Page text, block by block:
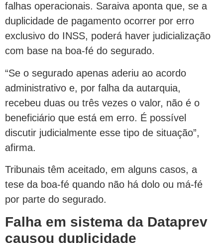
falhas operacionais. Saraiva aponta que, se a
duplicidade de pagamento ocorrer por erro
exclusivo do INSS, poderá haver judicialização
com base na boa-fé do segurado.
“Se o segurado apenas aderiu ao acordo
administrativo e, por falha da autarquia,
recebeu duas ou três vezes o valor, não é o
beneficiário que está em erro. É possível
discutir judicialmente esse tipo de situação”,
afirma.
Tribunais têm aceitado, em alguns casos, a
tese da boa-fé quando não há dolo ou má-fé
por parte do segurado.
Falha em sistema da Dataprev
causou duplicidade